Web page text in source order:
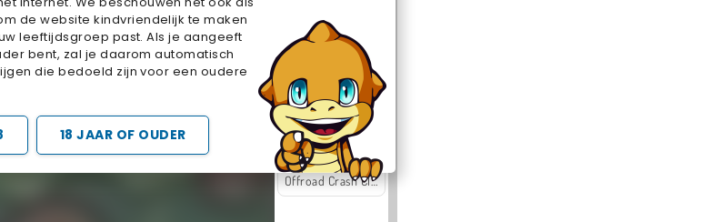
de website kindvriendelijk te maken
leeftijdsgroep past. Als je aangeeft
bent, zal je daarom automatisch
die bedoeld zijn voor een oudere
18 JAAR OF OUDER
Offroad Crash Climber 4X4